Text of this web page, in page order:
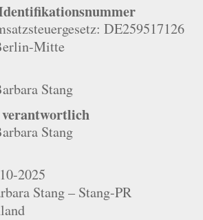
DE259517126
Mitte
Stang
Stang
2025
Stang – Stang-PR